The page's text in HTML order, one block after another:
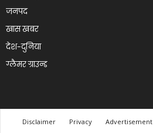
जनपद
खास खबर
देश-दुनिया
ग्लैमर ग्राउन्ड
Disclaimer Privacy Advertisement